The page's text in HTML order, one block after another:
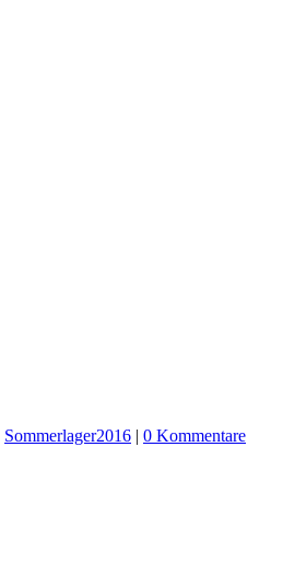
Sommerlager2016 | 0 Kommentare